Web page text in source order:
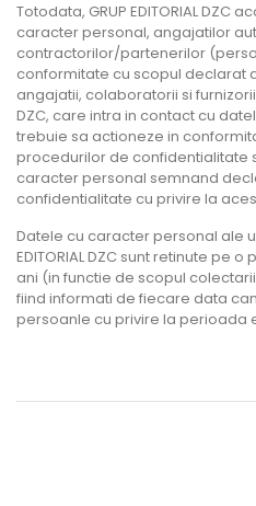
Totodata, GRUP EDITORIAL DZC
caracter personal, angajatilor
contractorilor/partenerilor
conformitate cu scopul declarat
angajatii, colaboratorii si furnizorii
DZC, care intra in contact cu
trebuie sa actioneze in
procedurilor de confidentialitate
caracter personal semnand
confidentialitate cu privire la
Datele cu caracter personal ale
EDITORIAL DZC sunt retinute pe
ani (in functie de scopul
fiind informati de fiecare data
persoanle cu privire la perioada